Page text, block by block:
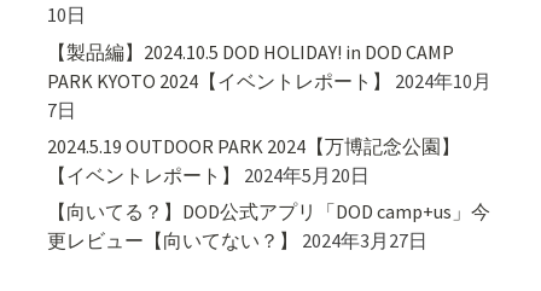
10日
【製品編】2024.10.5 DOD HOLIDAY! in DOD CAMP
PARK KYOTO 2024【イベントレポート】
2024年10月
7日
2024.5.19 OUTDOOR PARK 2024【万博記念公園】
【イベントレポート】
2024年5月20日
【向いてる？】DOD公式アプリ「DOD camp+us」今
更レビュー【向いてない？】
2024年3月27日